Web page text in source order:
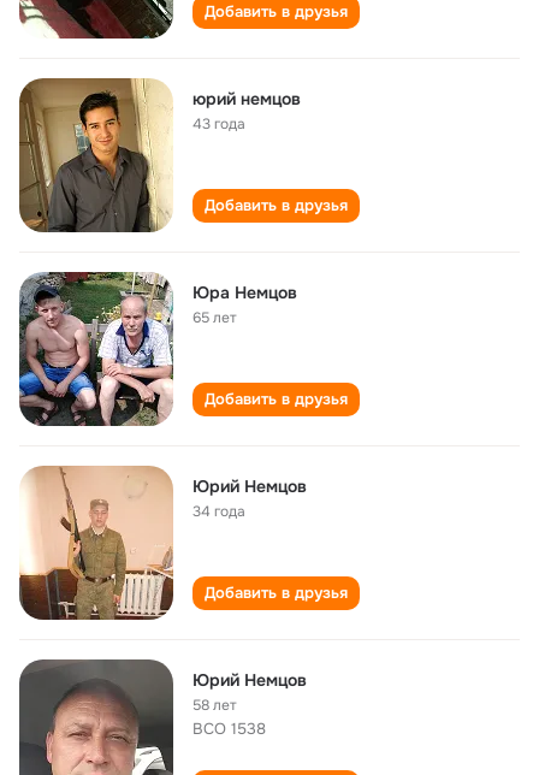
Добавить в друзья
юрий немцов
43 года
Добавить в друзья
Юра Немцов
65 лет
Добавить в друзья
Юрий Немцов
34 года
Добавить в друзья
Юрий Немцов
58 лет
ВСО 1538